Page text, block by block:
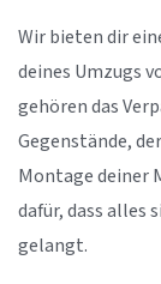
Wir bieten dir
deines Umzugs
gehören das
Gegenstände,
Montage deiner
dafür, dass alles
gelangt.